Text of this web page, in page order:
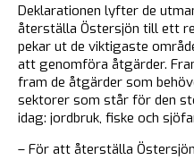
Deklarationen lyfter de
återställa Östersjön till ett
pekar ut de viktigaste
att genomföra åtgärder.
fram de åtgärder som
sektorer som står för den
idag: jordbruk, fiske och
– För att återställa